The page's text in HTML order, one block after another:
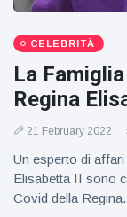
CELEBRITÀ
La
Regina
21 February 2022
Un esperto di
Elisabetta II sono
Covid della Regina.